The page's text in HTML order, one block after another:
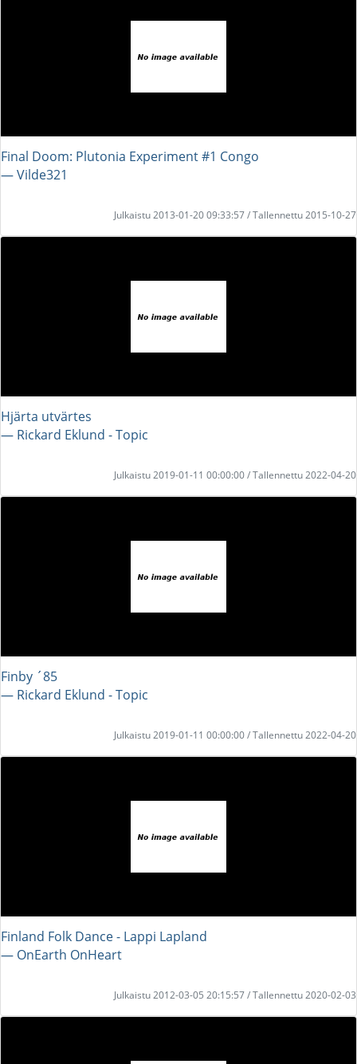
Final Doom: Plutonia Experiment #1 Congo
― Vilde321
Julkaistu 2013-01-20 09:33:57 / Tallennettu 2015-10-27
Hjärta utvärtes
― Rickard Eklund - Topic
Julkaistu 2019-01-11 00:00:00 / Tallennettu 2022-04-20
Finby ´85
― Rickard Eklund - Topic
Julkaistu 2019-01-11 00:00:00 / Tallennettu 2022-04-20
Finland Folk Dance - Lappi Lapland
― OnEarth OnHeart
Julkaistu 2012-03-05 20:15:57 / Tallennettu 2020-02-03